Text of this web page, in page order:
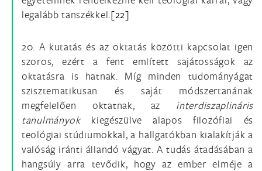
legalább tanszékkel.[22]
20. A kutatás és az oktatás közötti kapcsolat igen
szoros, ezért a fent említett sajátosságok az
oktatásra is hatnak. Míg minden tudományágat
szisztematikusan és saját módszertanának
megfelelően oktatnak, az interdiszaplináris
tanulmányokkiegészülve alapos filozófiai és
teológiai stúdiumokkal, a hallgatókban kialakítják a
valóság iránti állandó vágyat. A tudás átadásában a
hangsúly arra tevődik, hogy az ember elméje a